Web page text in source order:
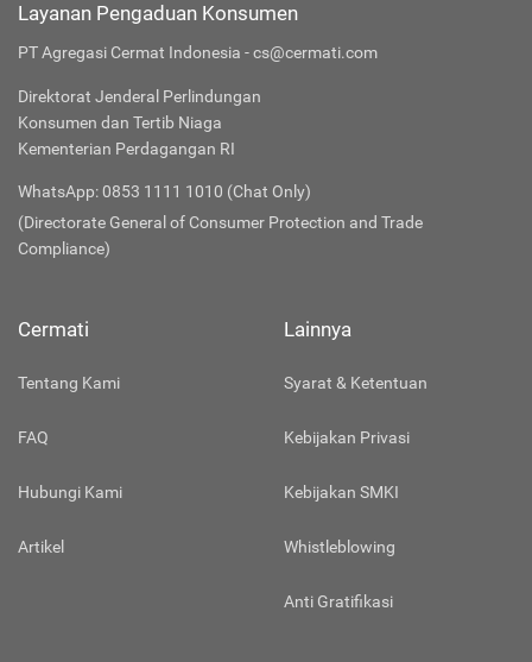
Layanan Pengaduan Konsumen
PT Agregasi Cermat Indonesia - cs@cermati.com
Direktorat Jenderal Perlindungan
Konsumen dan Tertib Niaga
Kementerian Perdagangan RI
WhatsApp: 0853 1111 1010 (Chat Only)
(Directorate General of Consumer Protection and Trade
Compliance)
Cermati
Tentang Kami
FAQ
Hubungi Kami
Artikel
Lainnya
Syarat & Ketentuan
Kebijakan Privasi
Kebijakan SMKI
Whistleblowing
Anti Gratifikasi